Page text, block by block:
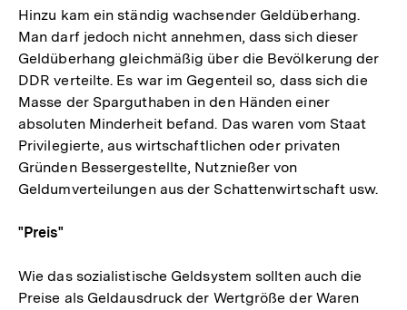
der
Fußnote
Hinzu kam ein ständig wachsender Geldüberhang.
Man darf jedoch nicht annehmen, dass sich dieser
Geldüberhang gleichmäßig über die Bevölkerung der
DDR verteilte. Es war im Gegenteil so, dass sich die
Masse der Sparguthaben in den Händen einer
absoluten Minderheit befand. Das waren vom Staat
Privilegierte, aus wirtschaftlichen oder privaten
Gründen Bessergestellte, Nutznießer von
Geldumverteilungen aus der Schattenwirtschaft usw.
"Preis"
Wie das sozialistische Geldsystem sollten auch die
Preise als Geldausdruck der Wertgröße der Waren